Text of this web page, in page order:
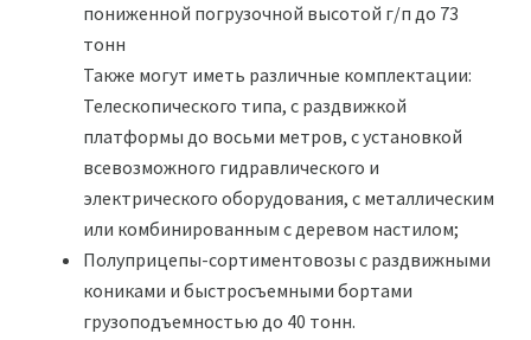
пониженной погрузочной высотой г/п до 73
тонн
Также могут иметь различные комплектации:
Телескопического типа, с раздвижкой
платформы до восьми метров, с установкой
всевозможного гидравлического и
электрического оборудования, с металлическим
или комбинированным с деревом настилом;
Полуприцепы-сортиментовозы с раздвижными
кониками и быстросъемными бортами
грузоподъемностью до 40 тонн.